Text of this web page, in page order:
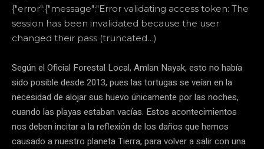
{"error":{"message":"Error validating access token: The
session has been invalidated because the user
changed their pass (truncated…)
Según el Oficial Forestal Local, Amlan Nayak, esto no había
sido posible desde 2013, pues las tortugas se veían en la
necesidad de alojar sus huevo únicamente por las noches,
cuando las playas estaban vacías. Estos acontecimientos
nos deben incitar a la reflexión de los daños que hemos
causado a nuestro planeta Tierra, para volver a salir con una